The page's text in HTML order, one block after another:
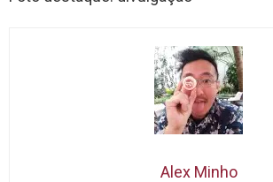
Alex Minho